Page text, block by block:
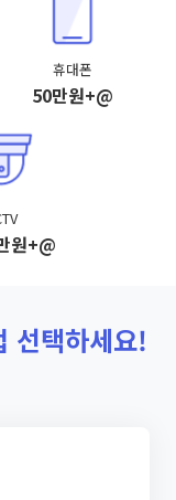
휴대폰
50만원+@
원+@
선택하세요!